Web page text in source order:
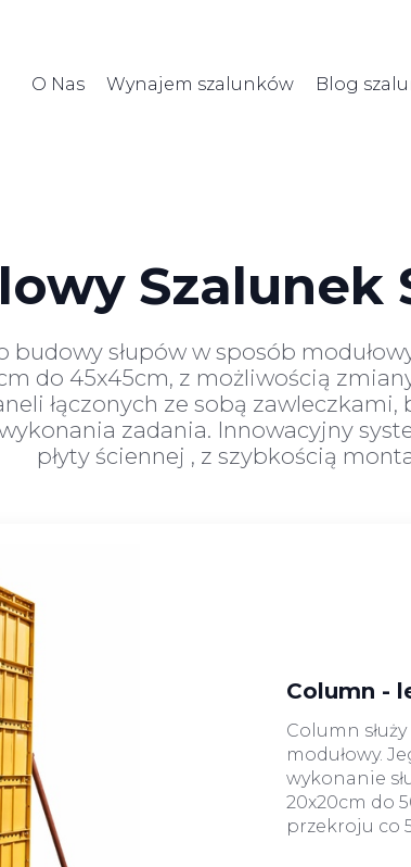
O Nas Wynajem szalunków Blog
Szalunek
budowy słupów w sposób
do 45x45cm, z możliwością
łączonych ze sobą
zadania. Innowacyjny
płyty ściennej , z szybkością
Column -
Column
modułowy.
wykonanie
20x20cm do
przekroju co